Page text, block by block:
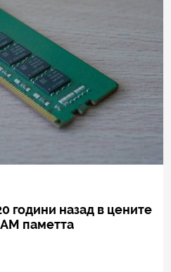
години назад в цените
паметта